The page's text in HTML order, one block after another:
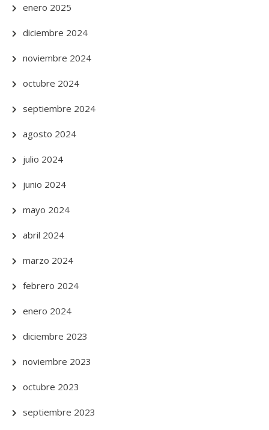
enero 2025
diciembre 2024
noviembre 2024
octubre 2024
septiembre 2024
agosto 2024
julio 2024
junio 2024
mayo 2024
abril 2024
marzo 2024
febrero 2024
enero 2024
diciembre 2023
noviembre 2023
octubre 2023
septiembre 2023